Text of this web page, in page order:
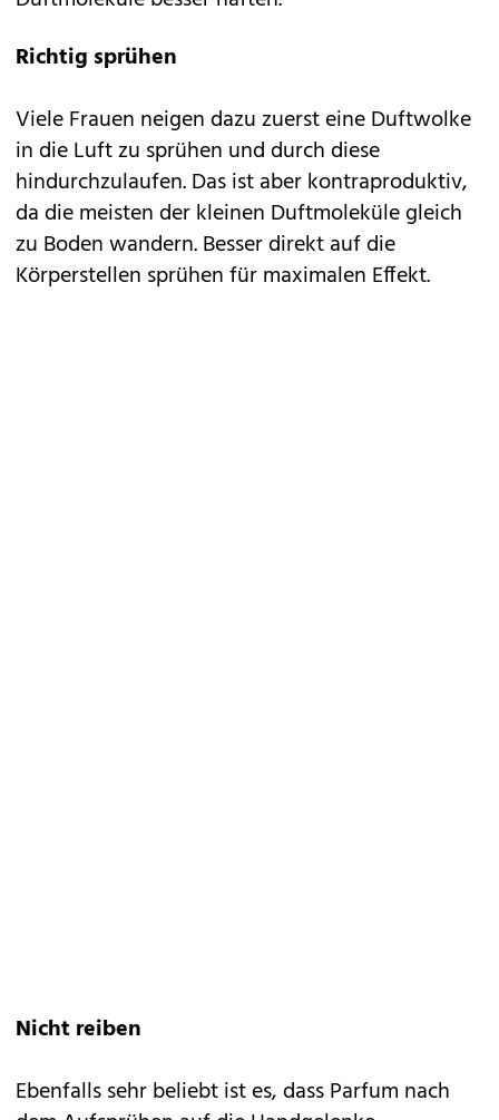
Richtig sprühen
Viele Frauen neigen dazu zuerst eine Duftwolke
in die Luft zu sprühen und durch diese
hindurchzulaufen. Das ist aber kontraproduktiv,
da die meisten der kleinen Duftmoleküle gleich
zu Boden wandern. Besser direkt auf die
Körperstellen sprühen für maximalen Effekt.
Nicht reiben
Ebenfalls sehr beliebt ist es, dass Parfum nach